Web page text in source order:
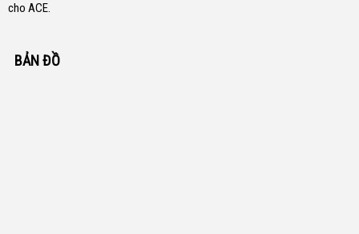
cho ACE.
BẢN ĐỒ